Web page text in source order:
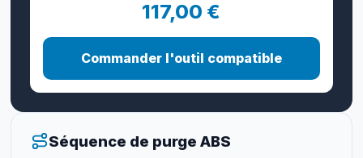
117,00 €
Commander l'outil compatible
Séquence de purge ABS